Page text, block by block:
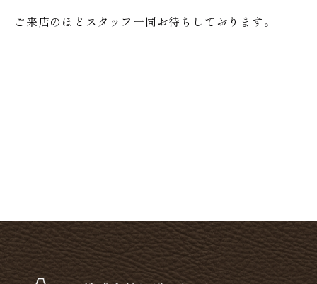
ご来店のほどスタッフ一同お待ちしております。